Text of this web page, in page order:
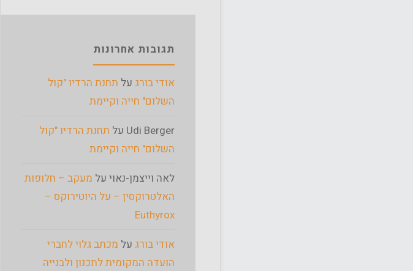
תגובות אחרונות
אודי בורג על תחנת הרדיו "קול
השלום" חייה וקיימת
Udi Berger על תחנת הרדיו "קול
השלום" חייה וקיימת
לאה וייצמן-נאוי על מעקב – חלופות
האלטרוקסין – על היוטירוקס –
Euthyrox
אודי בורג על מכתב גלוי לחברי
הועדה המקומית לתכנון ולבנייה